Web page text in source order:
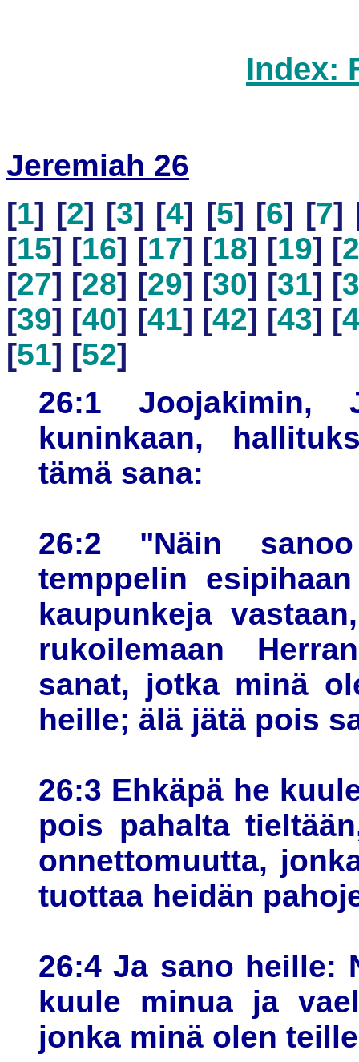
Index:
Jeremiah 26
[1] [2] [3] [4] [5] [6] [7]
[15] [16] [17] [18] [19] [
[27] [28] [29] [30] [31] [
[39] [40] [41] [42] [43] [
[51] [52]
26:1 Joojakimin,
kuninkaan,
tämä sana:
26:2 "Näin
temppelin
kaupunkeja
rukoilemaan
sanat, jotka minä
heille; älä jätä pois
26:3 Ehkäpä he
pois pahalta
onnettomuutta,
tuottaa heidän
26:4 Ja sano heille:
kuule minua ja
jonka minä olen